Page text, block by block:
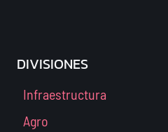
DIVISIONES
Infraestructura
Agro